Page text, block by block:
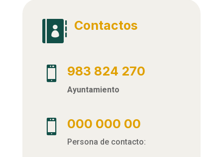
 Contactos
 983 824 270
Ayuntamiento
 000 000 00
Persona de contacto: